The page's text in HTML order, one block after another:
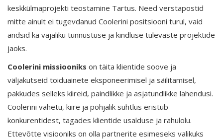
keskkülmaprojekti teostamine Tartus. Need verstapostid
mitte ainult ei tugevdanud Coolerini positsiooni turul, vaid
andsid ka vajaliku tunnustuse ja kindluse tulevaste projektide
jaoks.
Coolerini missiooniks on täita klientide soove ja
väljakutseid toiduainete eksponeerimisel ja säilitamisel,
pakkudes selleks kiireid, paindlikke ja asjatundlikke lahendusi.
Coolerini vahetu, kiire ja põhjalik suhtlus eristub
konkurentidest, tagades klientide usalduse ja rahulolu.
Ettevõtte visiooniks on olla partnerite esimeseks valikuks